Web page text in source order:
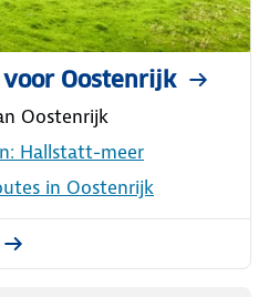
Oostenrijk
Oostenrijk
Hallstatt-meer
in Oostenrijk